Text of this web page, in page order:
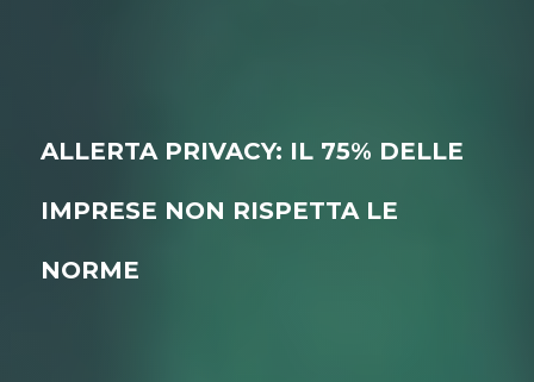
ALLERTA PRIVACY: IL 75% DELLE
IMPRESE NON RISPETTA LE
NORME